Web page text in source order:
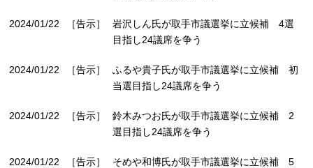
2024/01/22 ［告示］
岩沢しん氏が取手市議選挙に立候補 4選
目指し24議席を争う
2024/01/22 ［告示］
ふるや貴子氏が取手市議選挙に立候補 初
当選目指し24議席を争う
2024/01/22 ［告示］
鈴木みつお氏が取手市議選挙に立候補 2
選目指し24議席を争う
2024/01/22 ［告示］
そめや和博氏が取手市議選挙に立候補 5